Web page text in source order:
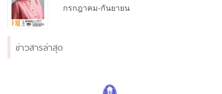
กรกฎาคม-กันยายน
ข่าวสารล่าสุด